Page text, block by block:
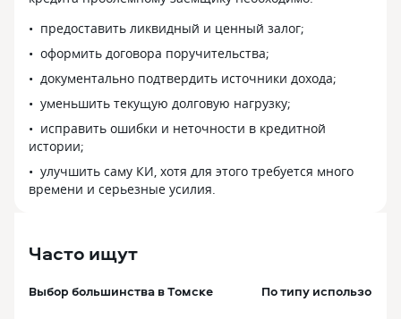
предоставить ликвидный и ценный залог;
оформить договора поручительства;
документально подтвердить источники дохода;
уменьшить текущую долговую нагрузку;
исправить ошибки и неточности в кредитной
истории;
улучшить саму КИ, хотя для этого требуется много
времени и серьезные усилия.
Часто ищут
Выбор большинства в Томске По типу